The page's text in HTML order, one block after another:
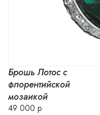
Брошь Лотос с
флорентийской
мозаикой
49 000 р